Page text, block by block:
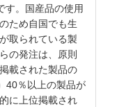
す。国産品の使用
ため自国でも生
取られている製
の発注は、原則
載された製品の
40％以上の製品が
に上位掲載され